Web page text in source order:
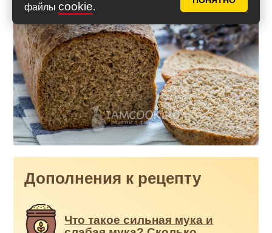
файлы cookie.
Дополнения к рецепту
Что такое сильная мука и